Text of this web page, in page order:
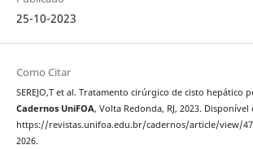
25-10-2023
Como Citar
SEREJO,T et al. Tratamento cirúrgico de cisto hepático
Cadernos UniFOA, Volta Redonda, RJ, 2023. Disponível
https://revistas.unifoa.edu.br/cadernos/article/view/
2026.